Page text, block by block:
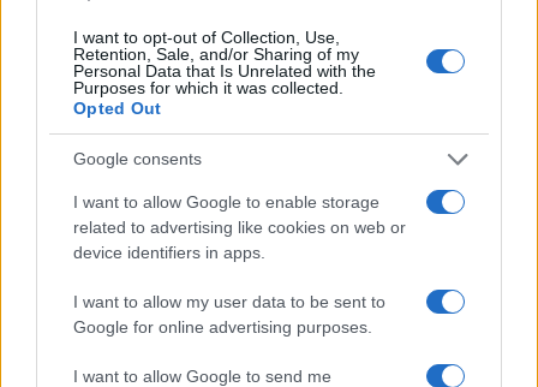
I want to opt-out of Collection, Use,
Retention, Sale, and/or Sharing of my
Personal Data that Is Unrelated with the
Purposes for which it was collected.
Opted Out
Google consents
I want to allow Google to enable storage
related to advertising like cookies on web or
device identifiers in apps.
I want to allow my user data to be sent to
Google for online advertising purposes.
I want to allow Google to send me
Festival al Romazzino
Maxi piano tra Smeralda Holding e il Comune di
Arzachena
Salvini al concerto per De Andrè, la nipote: “Mio
nonno gli avrebbe chiesto che cazzo ci faceva”
Stop ai cantieri privati a Olbia, nuove regole
anche a San Pantaleo